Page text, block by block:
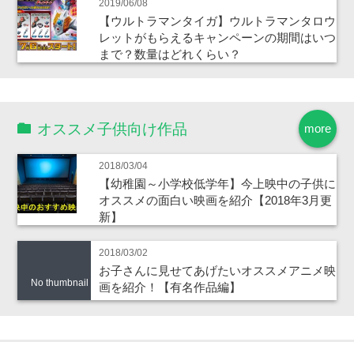
2019/06/08
【ウルトラマンタイガ】ウルトラマンタロウ
レットがもらえるキャンペーンの期間はいつ
まで？数量はどれくらい？
more
オススメ子供向け作品
2018/03/04
【幼稚園～小学校低学年】今上映中の子供に
オススメの面白い映画を紹介【2018年3月更
新】
No thumbnail
2018/03/02
お子さんに見せてあげたいオススメアニメ映
画を紹介！【有名作品編】